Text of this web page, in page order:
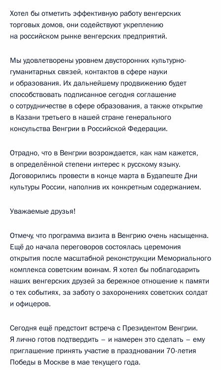
Хотел бы отметить эффективную работу венгерских
торговых домов, они содействуют укреплению
на российском рынке венгерских предприятий.
Мы удовлетворены уровнем двусторонних культурно-
гуманитарных связей, контактов в сфере науки
и образования. Их дальнейшему продвижению будет
способствовать подписанное сегодня соглашение
о сотрудничестве в сфере образования, а также открытие
в Казани третьего в нашей стране генерального
консульства Венгрии в Российской Федерации.
Отрадно, что в Венгрии возрождается, как нам кажется,
в определённой степени интерес к русскому языку.
Договорились провести в конце марта в Будапеште Дни
культуры России, наполнив их конкретным содержанием.
Уважаемые друзья!
Отмечу, что программа визита в Венгрию очень насыщенна.
Ещё до начала переговоров состоялась церемония
открытия после масштабной реконструкции Мемориального
комплекса советским воинам. Я хотел бы поблагодарить
наших венгерских друзей за бережное отношение к памяти
о тех событиях, за заботу о захоронениях советских солдат
и офицеров.
Сегодня ещё предстоит встреча с Президентом Венгрии.
Я лично готов подтвердить – и намерен это сделать – ему
приглашение принять участие в праздновании 70-летия
Победы в Москве в мае текущего года.